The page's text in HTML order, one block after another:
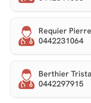
Requier
0442231064
Berthier
0442297915